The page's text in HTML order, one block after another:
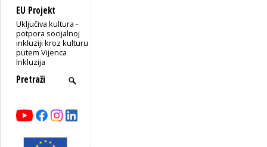
EU Projekt
Uključiva kultura -
potpora socijalnoj
inkluziji kroz kulturu
putem Vijenca
Inkluzija